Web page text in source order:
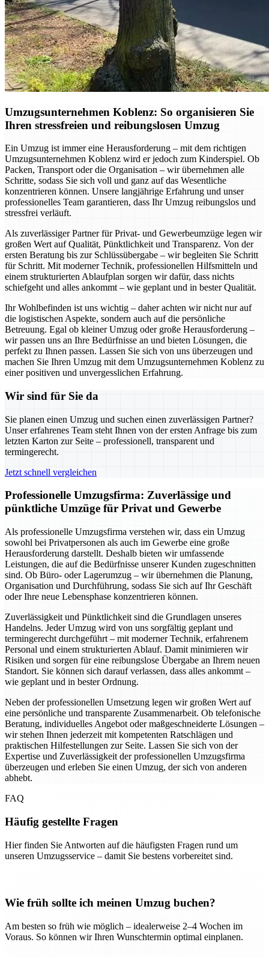
Umzugsunternehmen Koblenz: So organisieren Sie
Ihren stressfreien und reibungslosen Umzug
Ein Umzug ist immer eine Herausforderung – mit dem richtigen
Umzugsunternehmen Koblenz wird er jedoch zum Kinderspiel. Ob
Packen, Transport oder die Organisation – wir übernehmen alle
Schritte, sodass Sie sich voll und ganz auf das Wesentliche
konzentrieren können. Unsere langjährige Erfahrung und unser
professionelles Team garantieren, dass Ihr Umzug reibungslos und
stressfrei verläuft.
Als zuverlässiger Partner für Privat- und Gewerbeumzüge legen wir
großen Wert auf Qualität, Pünktlichkeit und Transparenz. Von der
ersten Beratung bis zur Schlüssübergabe – wir begleiten Sie Schritt
für Schritt. Mit moderner Technik, professionellen Hilfsmitteln und
einem strukturierten Ablaufplan sorgen wir dafür, dass nichts
schiefgeht und alles ankommt – wie geplant und in bester Qualität.
Ihr Wohlbefinden ist uns wichtig – daher achten wir nicht nur auf
die logistischen Aspekte, sondern auch auf die persönliche
Betreuung. Egal ob kleiner Umzug oder große Herausforderung –
wir passen uns an Ihre Bedürfnisse an und bieten Lösungen, die
perfekt zu Ihnen passen. Lassen Sie sich von uns überzeugen und
machen Sie Ihren Umzug mit dem Umzugsunternehmen Koblenz zu
einer positiven und unvergesslichen Erfahrung.
Wir sind für Sie da
Sie planen einen Umzug und suchen einen zuverlässigen Partner?
Unser erfahrenes Team steht Ihnen von der ersten Anfrage bis zum
letzten Karton zur Seite – professionell, transparent und
termingerecht.
Jetzt schnell vergleichen
Professionelle Umzugsfirma: Zuverlässige und
pünktliche Umzüge für Privat und Gewerbe
Als professionelle Umzugsfirma verstehen wir, dass ein Umzug
sowohl bei Privatpersonen als auch im Gewerbe eine große
Herausforderung darstellt. Deshalb bieten wir umfassende
Leistungen, die auf die Bedürfnisse unserer Kunden zugeschnitten
sind. Ob Büro- oder Lagerumzug – wir übernehmen die Planung,
Organisation und Durchführung, sodass Sie sich auf Ihr Geschäft
oder Ihre neue Lebensphase konzentrieren können.
Zuverlässigkeit und Pünktlichkeit sind die Grundlagen unseres
Handelns. Jeder Umzug wird von uns sorgfältig geplant und
termingerecht durchgeführt – mit moderner Technik, erfahrenem
Personal und einem strukturierten Ablauf. Damit minimieren wir
Risiken und sorgen für eine reibungslose Übergabe an Ihrem neuen
Standort. Sie können sich darauf verlassen, dass alles ankommt –
wie geplant und in bester Ordnung.
Neben der professionellen Umsetzung legen wir großen Wert auf
eine persönliche und transparente Zusammenarbeit. Ob telefonische
Beratung, individuelles Angebot oder maßgeschneiderte Lösungen –
wir stehen Ihnen jederzeit mit kompetenten Ratschlägen und
praktischen Hilfestellungen zur Seite. Lassen Sie sich von der
Expertise und Zuverlässigkeit der professionellen Umzugsfirma
überzeugen und erleben Sie einen Umzug, der sich von anderen
abhebt.
FAQ
Häufig gestellte Fragen
Hier finden Sie Antworten auf die häufigsten Fragen rund um
unseren Umzugsservice – damit Sie bestens vorbereitet sind.
Wie früh sollte ich meinen Umzug buchen?
Am besten so früh wie möglich – idealerweise 2–4 Wochen im
Voraus. So können wir Ihren Wunschtermin optimal einplanen.